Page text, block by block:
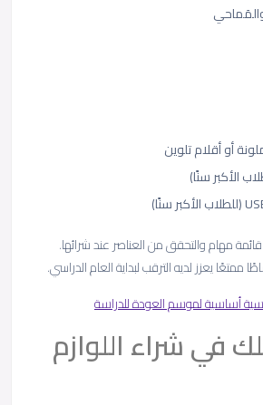
أو أقلام تلوين
الأكبر سنًا)
مهام والتحقق من العناصر عند شرائها.
يعزز لديه الترقب لبداية العام الدراسي.
أساسية لموسم العودة للدراسة
في شراء اللوازم